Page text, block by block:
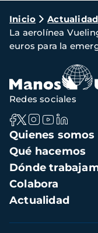
Ruta
de
navegación
Inicio Actualidad
La aerolínea
euros para la
Navegación
principal
Quienes somos
Qué hacemos
Dónde
Colabora
Actualidad
Redes sociales